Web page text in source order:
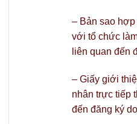
– Bản sao
với tổ chức
liên quan đến
– Giấy giới
nhân trực tiếp
đến đăng ký